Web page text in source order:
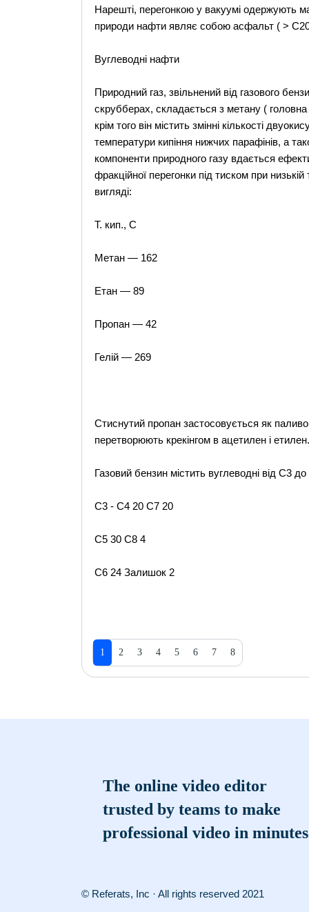
Нарешті, перегонкою у вакуумі одержують
природи нафти являє собою асфальт ( >
Вуглеводні нафти
Природний газ, звільнений від газового
скрубберах, складається з метану (
крім того він містить змінні кількості
температури кипіння нижчих парафінів, а
компоненти природного газу вдається
фракційної перегонки під тиском при
вигляді:
Т. кип., С
Метан — 162
Етан — 89
Пропан — 42
Гелій — 269
Стиснутий пропан застосовується як
перетворюють крекінгом в ацетилен і етилен.
Газовий бензин містить вуглеводні від С3
С3 - С4 20 С7 20
С5 30 С8 4
С6 24 Залишок 2
1 2 3 4 5 6 7 8
The online video editor
trusted by teams to make
professional video in minutes
© Referats, Inc · All rights reserved 2021